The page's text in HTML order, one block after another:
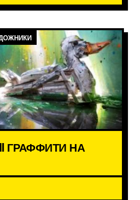
II ГРАФФИТИ НА